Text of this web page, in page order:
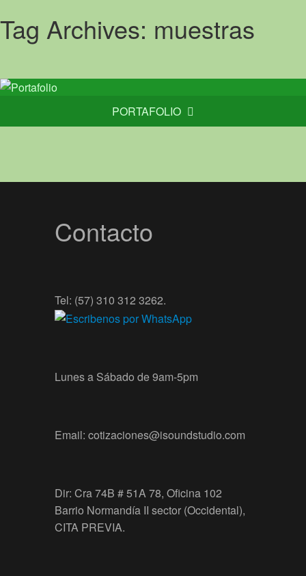
Tag Archives: muestras
PORTAFOLIO
Contacto
Tel: (57) 310 312 3262.
Lunes a Sábado de 9am-5pm
Email: cotizaciones@isoundstudio.com
Dir: Cra 74B # 51A 78, Oficina 102
Barrio Normandía II sector (Occidental),
CITA PREVIA.